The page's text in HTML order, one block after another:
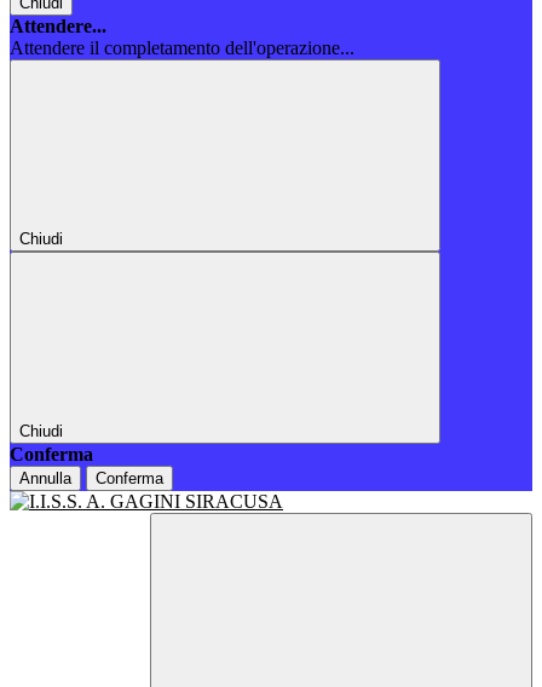
Attendere...
Attendere il completamento dell'operazione...
Chiudi
Chiudi
Conferma
Annulla Conferma